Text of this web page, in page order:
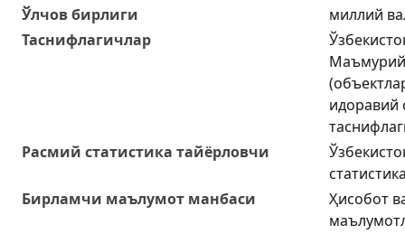
Ўлчов бирлиги
миллий
Таснифлагичлар
идоравий
Расмий статистика тайёрловчи
Бирламчи маълумот манбаси
Ҳисобот